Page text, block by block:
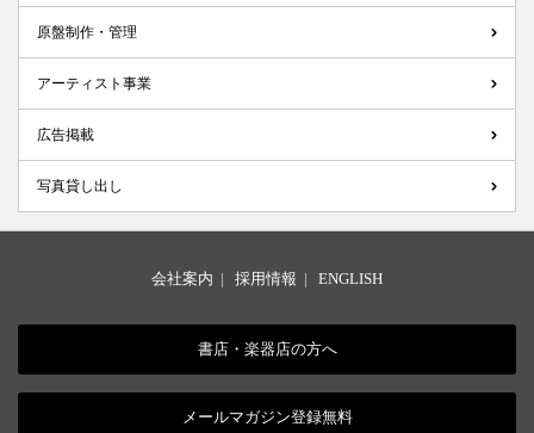
原盤制作・管理
アーティスト事業
広告掲載
写真貸し出し
会社案内 | 採用情報 | ENGLISH
書店・楽器店の方へ
メールマガジン登録無料